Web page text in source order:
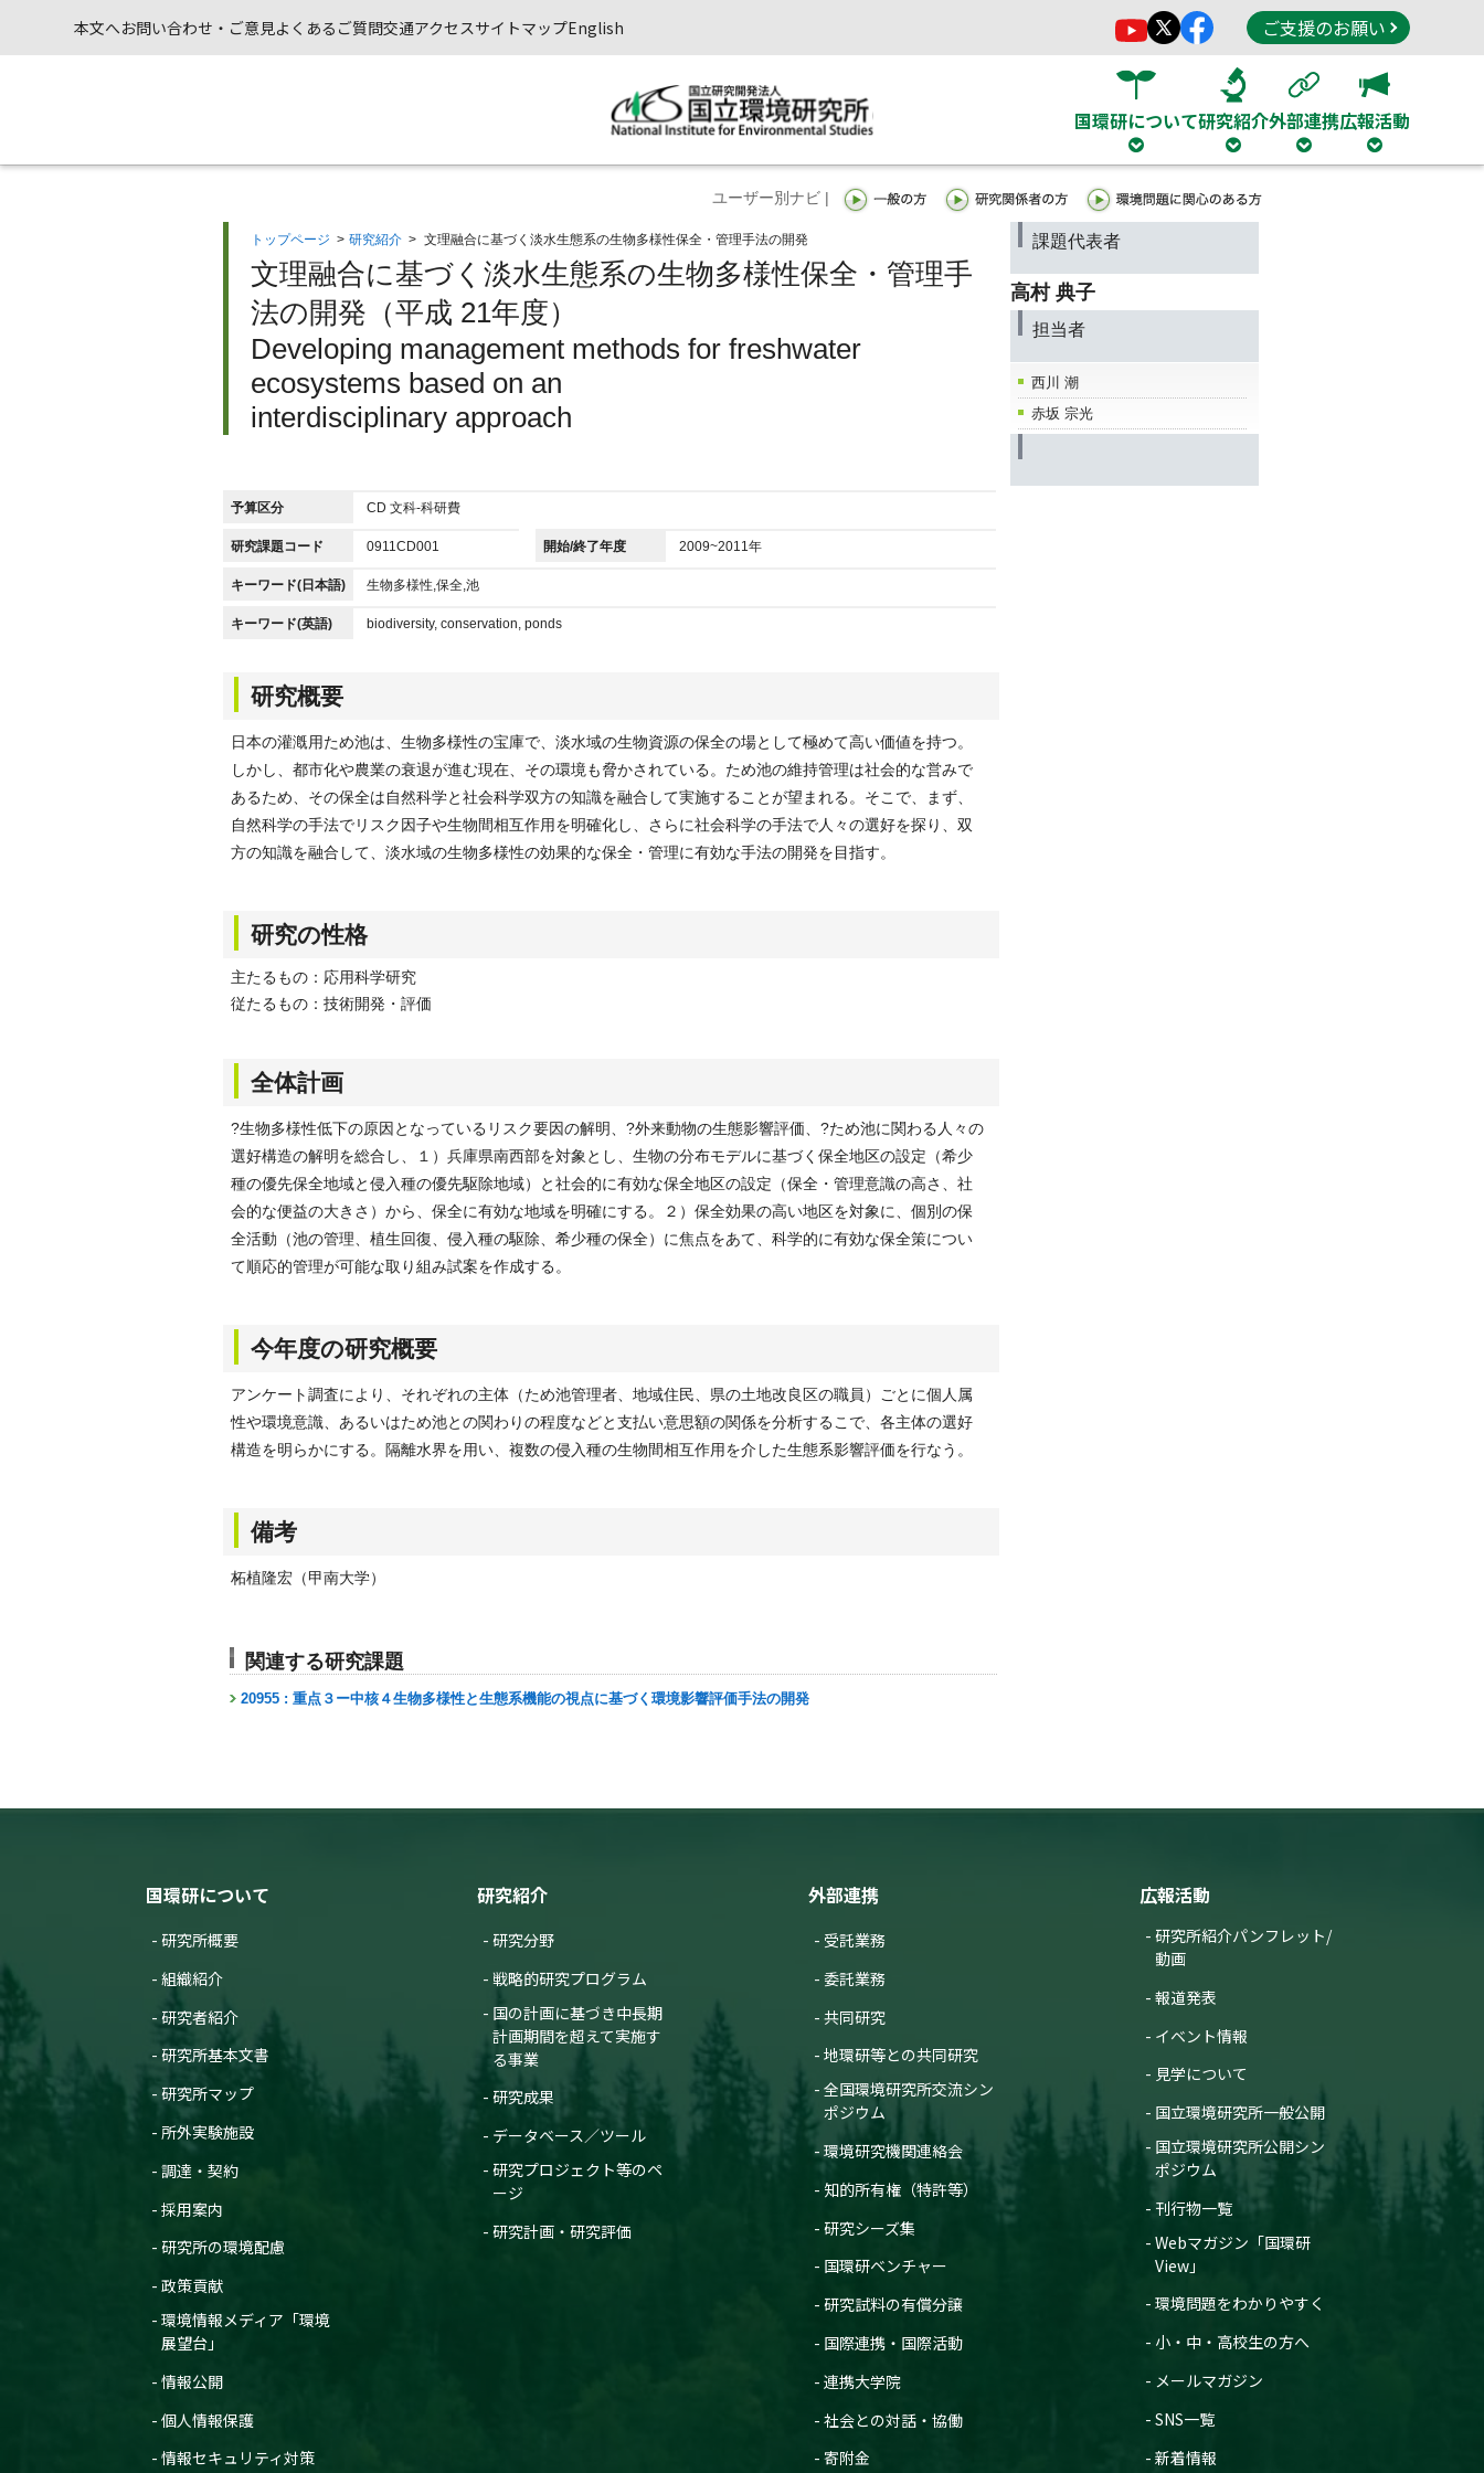
本文へお問い合わせ・ご意見よくあるご質問交通アクセスサイトマップEnglish ご支援のお願い
国環研について研究紹介外部連携広報活動
ユーザー別ナビ |
トップページ > 研究紹介 > 文理融合に基づく淡水生態系の生物多様性保全・管理手法の開発
文理融合に基づく淡水生態系の生物多様性保全・管理手
法の開発（平成 21年度）
Developing management methods for freshwater
ecosystems based on an
interdisciplinary approach
予算区分 CD 文科-科研費
研究課題コード 0911CD001 開始/終了年度 2009~2011年
キーワード(日本語) 生物多様性,保全,池
キーワード(英語) biodiversity, conservation, ponds
研究概要
日本の灌漑用ため池は、生物多様性の宝庫で、淡水域の生物資源の保全の場として極めて高い価値を持つ。
しかし、都市化や農業の衰退が進む現在、その環境も脅かされている。ため池の維持管理は社会的な営みで
あるため、その保全は自然科学と社会科学双方の知識を融合して実施することが望まれる。そこで、まず、
自然科学の手法でリスク因子や生物間相互作用を明確化し、さらに社会科学の手法で人々の選好を探り、双
方の知識を融合して、淡水域の生物多様性の効果的な保全・管理に有効な手法の開発を目指す。
研究の性格
主たるもの：応用科学研究
従たるもの：技術開発・評価
全体計画
?生物多様性低下の原因となっているリスク要因の解明、?外来動物の生態影響評価、?ため池に関わる人々の
選好構造の解明を総合し、１）兵庫県南西部を対象とし、生物の分布モデルに基づく保全地区の設定（希少
種の優先保全地域と侵入種の優先駆除地域）と社会的に有効な保全地区の設定（保全・管理意識の高さ、社
会的な便益の大きさ）から、保全に有効な地域を明確にする。２）保全効果の高い地区を対象に、個別の保
全活動（池の管理、植生回復、侵入種の駆除、希少種の保全）に焦点をあて、科学的に有効な保全策につい
て順応的管理が可能な取り組み試案を作成する。
今年度の研究概要
アンケート調査により、それぞれの主体（ため池管理者、地域住民、県の土地改良区の職員）ごとに個人属
性や環境意識、あるいはため池との関わりの程度などと支払い意思額の関係を分析するこで、各主体の選好
構造を明らかにする。隔離水界を用い、複数の侵入種の生物間相互作用を介した生態系影響評価を行なう。
備考
柘植隆宏（甲南大学）
関連する研究課題
20955 : 重点３ー中核４生物多様性と生態系機能の視点に基づく環境影響評価手法の開発
課題代表者
高村 典子
担当者
西川 潮
赤坂 宗光
国環研について
研究所概要
組織紹介
研究者紹介
研究所基本文書
研究所マップ
所外実験施設
調達・契約
採用案内
研究所の環境配慮
政策貢献
環境情報メディア「環境
展望台」
情報公開
個人情報保護
情報セキュリティ対策
研究紹介
研究分野
戦略的研究プログラム
国の計画に基づき中長期
計画期間を超えて実施す
る事業
研究成果
データベース／ツール
研究プロジェクト等のペ
ージ
研究計画・研究評価
外部連携
受託業務
委託業務
共同研究
地環研等との共同研究
全国環境研究所交流シン
ポジウム
環境研究機関連絡会
知的所有権（特許等）
研究シーズ集
国環研ベンチャー
研究試料の有償分譲
国際連携・国際活動
連携大学院
社会との対話・協働
寄附金
広報活動
研究所紹介パンフレット/
動画
報道発表
イベント情報
見学について
国立環境研究所一般公開
国立環境研究所公開シン
ポジウム
刊行物一覧
Webマガジン「国環研
View」
環境問題をわかりやすく
小・中・高校生の方へ
メールマガジン
SNS一覧
新着情報